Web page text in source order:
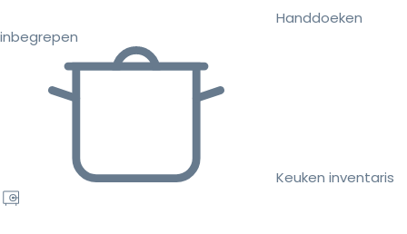
Handdoeken
inbegrepen
Keuken inventaris